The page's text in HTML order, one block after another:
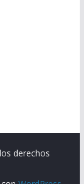
derechos